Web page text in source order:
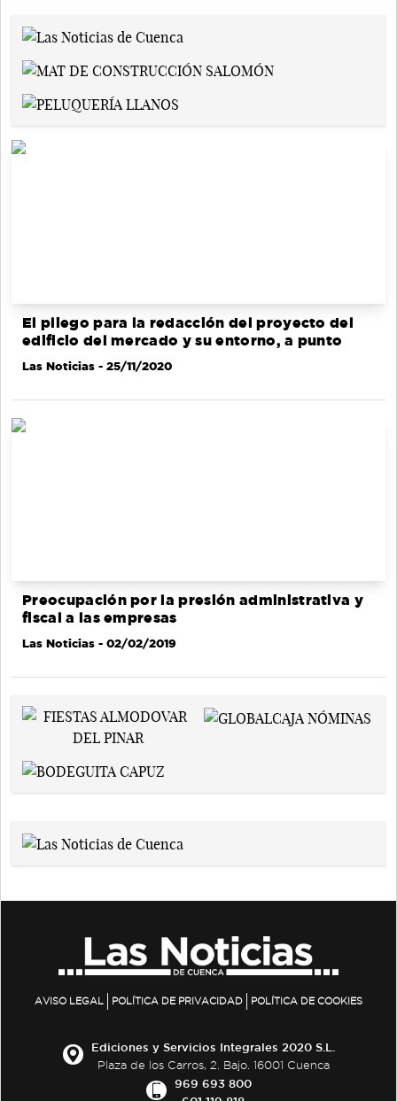
El pliego para la redacción del proyecto del
edificio del mercado y su entorno, a punto
Las Noticias - 25/11/2020
Preocupación por la presión administrativa y
fiscal a las empresas
Las Noticias - 02/02/2019
AVISO LEGAL POLÍTICA DE PRIVACIDAD POLÍTICA DE COOKIES
Ediciones y Servicios Integrales 2020 S.L.
Plaza de los Carros, 2. Bajo. 16001 Cuenca
969 693 800